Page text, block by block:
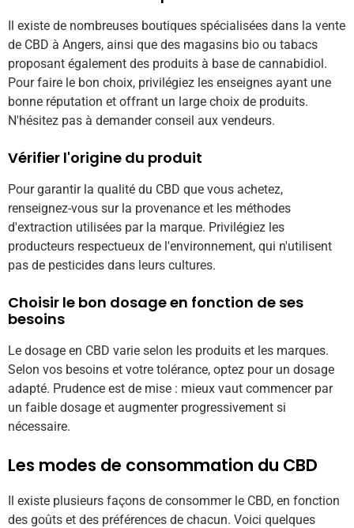
Il existe de nombreuses boutiques spécialisées dans la vente
de CBD à Angers, ainsi que des magasins bio ou tabacs
proposant également des produits à base de cannabidiol.
Pour faire le bon choix, privilégiez les enseignes ayant une
bonne réputation et offrant un large choix de produits.
N'hésitez pas à demander conseil aux vendeurs.
Vérifier l'origine du produit
Pour garantir la qualité du CBD que vous achetez,
renseignez-vous sur la provenance et les méthodes
d'extraction utilisées par la marque. Privilégiez les
producteurs respectueux de l'environnement, qui n'utilisent
pas de pesticides dans leurs cultures.
Choisir le bon dosage en fonction de ses
besoins
Le dosage en CBD varie selon les produits et les marques.
Selon vos besoins et votre tolérance, optez pour un dosage
adapté. Prudence est de mise : mieux vaut commencer par
un faible dosage et augmenter progressivement si
nécessaire.
Les modes de consommation du CBD
Il existe plusieurs façons de consommer le CBD, en fonction
des goûts et des préférences de chacun. Voici quelques